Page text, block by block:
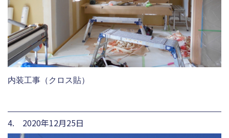
内装工事（クロス貼）
4. 2020年12月25日